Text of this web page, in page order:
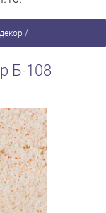
/
Б-108